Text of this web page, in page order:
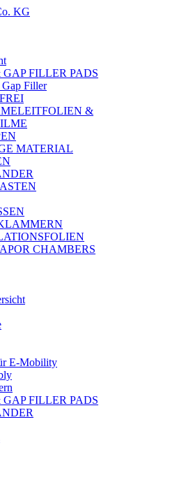
FILLER PADS
Filler
&
MATERIAL
CHAMBERS
E-Mobility
FILLER PADS